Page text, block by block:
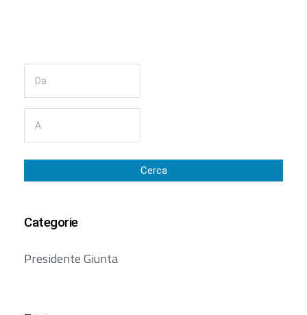
Cerca
Categorie
Presidente Giunta